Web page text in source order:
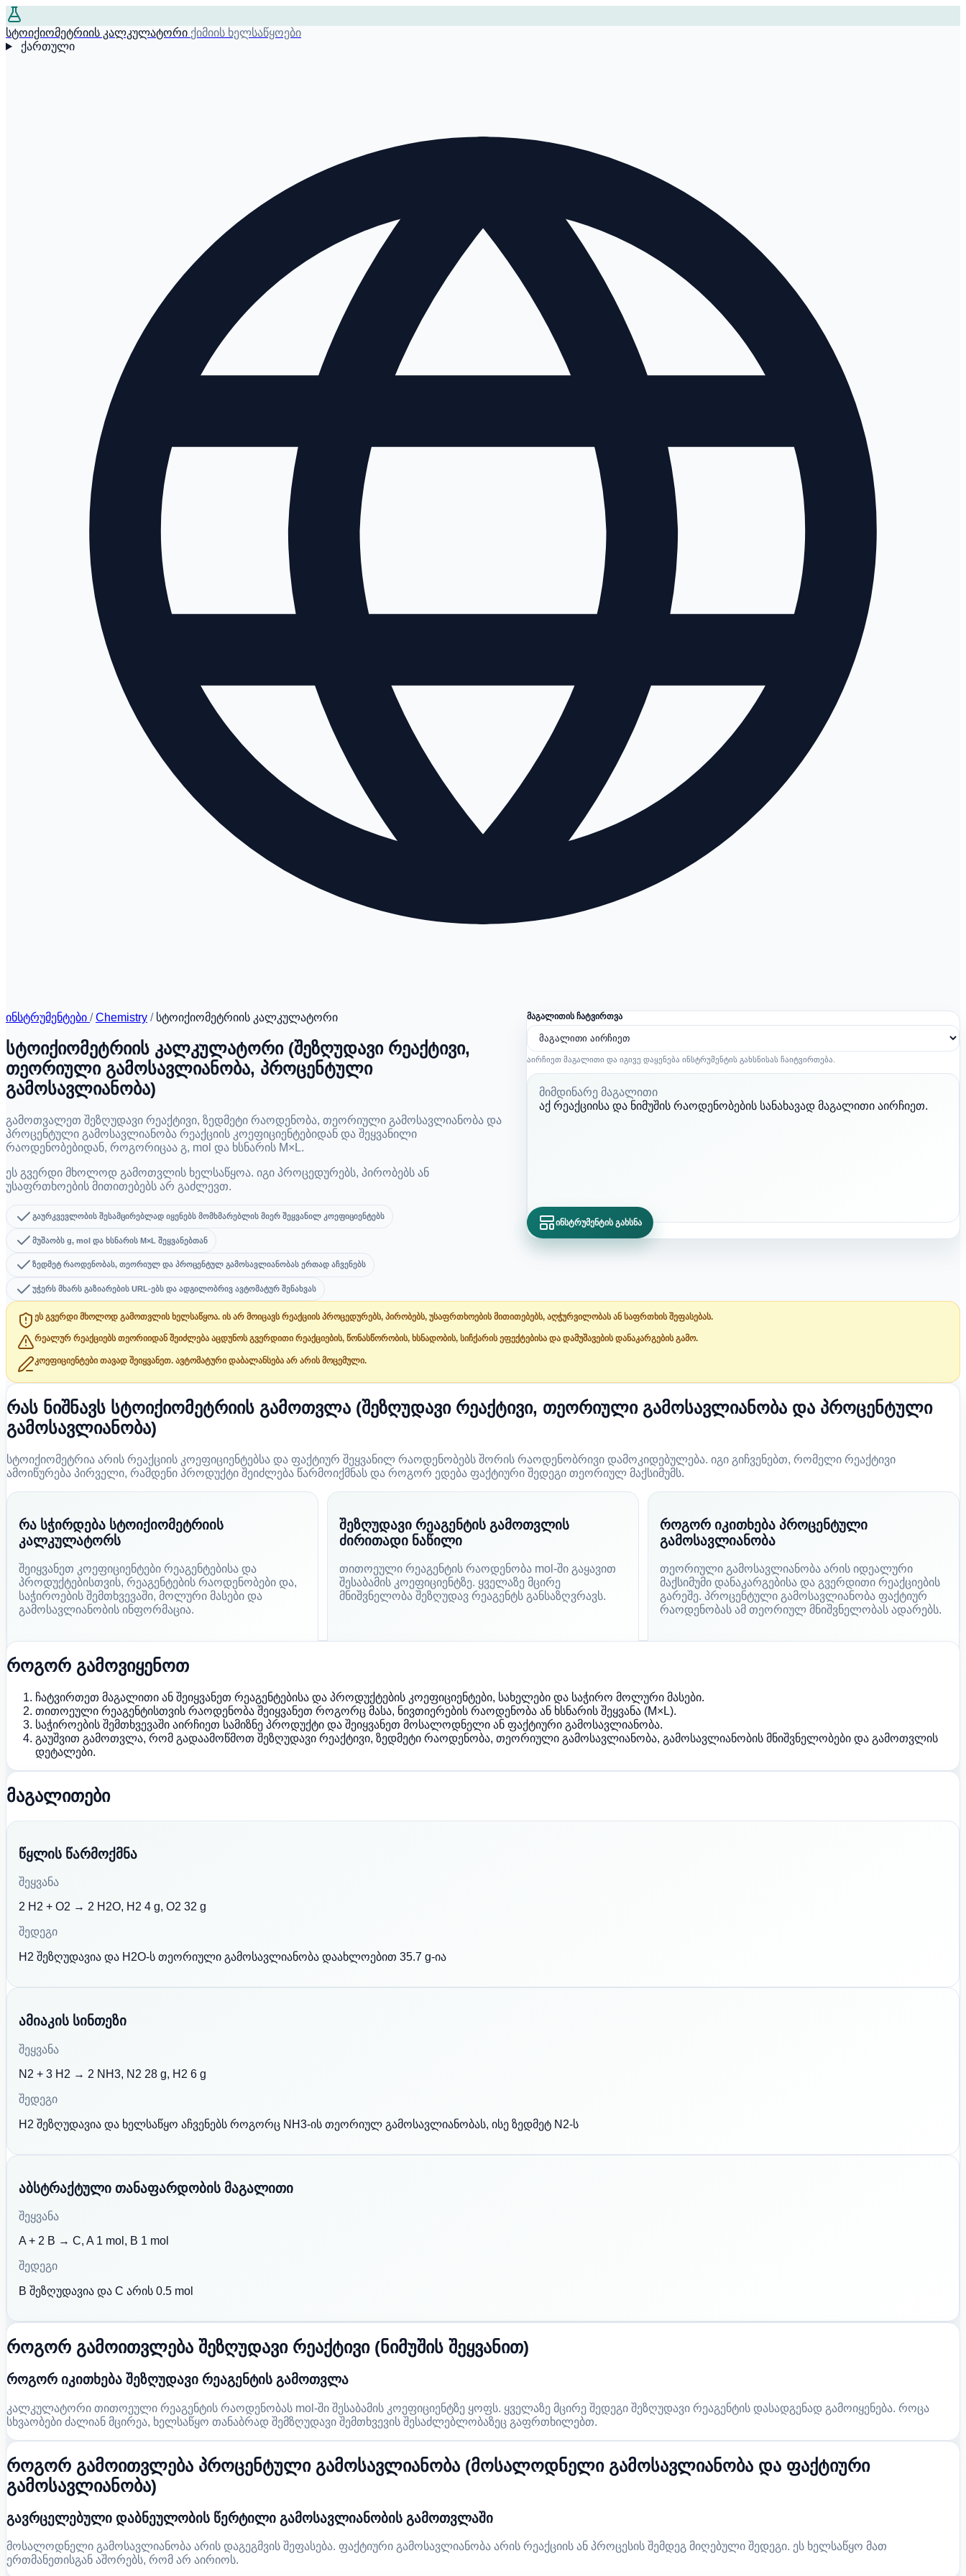
სტოიქიომეტრიის კალკულატორი ქიმიის ხელსაწყოები
ქართული
ინსტრუმენტები / Chemistry / სტოიქიომეტრიის კალკულატორი
სტოიქიომეტრიის კალკულატორი (შეზღუდავი რეაქტივი,
თეორიული გამოსავლიანობა, პროცენტული
გამოსავლიანობა)
გამოთვალეთ შეზღუდავი რეაქტივი, ზედმეტი რაოდენობა, თეორიული გამოსავლიანობა და
პროცენტული გამოსავლიანობა რეაქციის კოეფიციენტებიდან და შეყვანილი
რაოდენობებიდან, როგორიცაა გ, mol და ხსნარის M×L.
ეს გვერდი მხოლოდ გამოთვლის ხელსაწყოა. იგი პროცედურებს, პირობებს ან
უსაფრთხოების მითითებებს არ გაძლევთ.
გაურკვევლობის შესამცირებლად იყენებს მომხმარებლის მიერ შეყვანილ კოეფიციენტებს
მუშაობს g, mol და ხსნარის M×L შეყვანებთან
ზედმეტ რაოდენობას, თეორიულ და პროცენტულ გამოსავლიანობას ერთად აჩვენებს
უჭერს მხარს გაზიარების URL-ებს და ადგილობრივ ავტომატურ შენახვას
მაგალითის ჩატვირთვა
აირჩიეთ მაგალითი და იგივე დაყენება ინსტრუმენტის გახსნისას ჩაიტვირთება.
მიმდინარე მაგალითი
აქ რეაქციისა და ნიმუშის რაოდენობების სანახავად მაგალითი აირჩიეთ.
ინსტრუმენტის გახსნა
ეს გვერდი მხოლოდ გამოთვლის ხელსაწყოა. ის არ მოიცავს რეაქციის პროცედურებს, პირობებს, უსაფრთხოების მითითებებს, აღჭურვილობას ან საფრთხის შეფასებას.
რეალურ რეაქციებს თეორიიდან შეიძლება აცდუნოს გვერდითი რეაქციების, წონასწორობის, ხსნადობის, სიჩქარის ეფექტებისა და დამუშავების დანაკარგების გამო.
კოეფიციენტები თავად შეიყვანეთ. ავტომატური დაბალანსება არ არის მოცემული.
რას ნიშნავს სტოიქიომეტრიის გამოთვლა (შეზღუდავი რეაქტივი, თეორიული გამოსავლიანობა და პროცენტული
გამოსავლიანობა)
სტოიქიომეტრია არის რეაქციის კოეფიციენტებსა და ფაქტიურ შეყვანილ რაოდენობებს შორის რაოდენობრივი დამოკიდებულება. იგი გიჩვენებთ, რომელი რეაქტივი
ამოიწურება პირველი, რამდენი პროდუქტი შეიძლება წარმოიქმნას და როგორ ედება ფაქტიური შედეგი თეორიულ მაქსიმუმს.
რა სჭირდება სტოიქიომეტრიის
კალკულატორს
შეიყვანეთ კოეფიციენტები რეაგენტებისა და
პროდუქტებისთვის, რეაგენტების რაოდენობები და,
საჭიროების შემთხვევაში, მოლური მასები და
გამოსავლიანობის ინფორმაცია.
შეზღუდავი რეაგენტის გამოთვლის
ძირითადი ნაწილი
თითოეული რეაგენტის რაოდენობა mol-ში გაყავით
შესაბამის კოეფიციენტზე. ყველაზე მცირე
მნიშვნელობა შეზღუდავ რეაგენტს განსაზღვრავს.
როგორ იკითხება პროცენტული
გამოსავლიანობა
თეორიული გამოსავლიანობა არის იდეალური
მაქსიმუმი დანაკარგებისა და გვერდითი რეაქციების
გარეშე. პროცენტული გამოსავლიანობა ფაქტიურ
რაოდენობას ამ თეორიულ მნიშვნელობას ადარებს.
როგორ გამოვიყენოთ
ჩატვირთეთ მაგალითი ან შეიყვანეთ რეაგენტებისა და პროდუქტების კოეფიციენტები, სახელები და საჭირო მოლური მასები.
თითოეული რეაგენტისთვის რაოდენობა შეიყვანეთ როგორც მასა, ნივთიერების რაოდენობა ან ხსნარის შეყვანა (M×L).
საჭიროების შემთხვევაში აირჩიეთ სამიზნე პროდუქტი და შეიყვანეთ მოსალოდნელი ან ფაქტიური გამოსავლიანობა.
გაუშვით გამოთვლა, რომ გადაამოწმოთ შეზღუდავი რეაქტივი, ზედმეტი რაოდენობა, თეორიული გამოსავლიანობა, გამოსავლიანობის მნიშვნელობები და გამოთვლის
დეტალები.
მაგალითები
წყლის წარმოქმნა
შეყვანა
2 H2 + O2 → 2 H2O, H2 4 g, O2 32 g
შედეგი
H2 შეზღუდავია და H2O-ს თეორიული გამოსავლიანობა დაახლოებით 35.7 g-ია
ამიაკის სინთეზი
შეყვანა
N2 + 3 H2 → 2 NH3, N2 28 g, H2 6 g
შედეგი
H2 შეზღუდავია და ხელსაწყო აჩვენებს როგორც NH3-ის თეორიულ გამოსავლიანობას, ისე ზედმეტ N2-ს
აბსტრაქტული თანაფარდობის მაგალითი
შეყვანა
A + 2 B → C, A 1 mol, B 1 mol
შედეგი
B შეზღუდავია და C არის 0.5 mol
როგორ გამოითვლება შეზღუდავი რეაქტივი (ნიმუშის შეყვანით)
როგორ იკითხება შეზღუდავი რეაგენტის გამოთვლა
კალკულატორი თითოეული რეაგენტის რაოდენობას mol-ში შესაბამის კოეფიციენტზე ყოფს. ყველაზე მცირე შედეგი შეზღუდავი რეაგენტის დასადგენად გამოიყენება. როცა
სხვაობები ძალიან მცირეა, ხელსაწყო თანაბრად შემზღუდავი შემთხვევის შესაძლებლობაზეც გაფრთხილებთ.
როგორ გამოითვლება პროცენტული გამოსავლიანობა (მოსალოდნელი გამოსავლიანობა და ფაქტიური
გამოსავლიანობა)
გავრცელებული დაბნეულობის წერტილი გამოსავლიანობის გამოთვლაში
მოსალოდნელი გამოსავლიანობა არის დაგეგმვის შეფასება. ფაქტიური გამოსავლიანობა არის რეაქციის ან პროცესის შემდეგ მიღებული შედეგი. ეს ხელსაწყო მათ
ერთმანეთისგან აშორებს, რომ არ აირიოს.